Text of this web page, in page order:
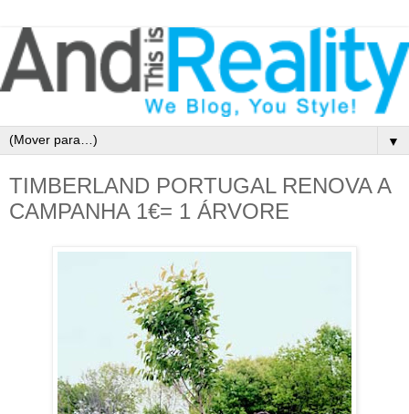
▼
TIMBERLAND PORTUGAL RENOVA A
CAMPANHA 1€= 1 ÁRVORE